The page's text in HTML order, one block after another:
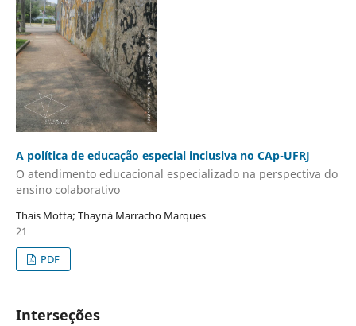
A política de educação especial inclusiva no CAp-UFRJ
O atendimento educacional especializado na perspectiva do
ensino colaborativo
Thais Motta; Thayná Marracho Marques
21
PDF
Interseções